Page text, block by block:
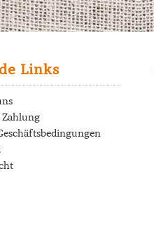
Links
Zahlung